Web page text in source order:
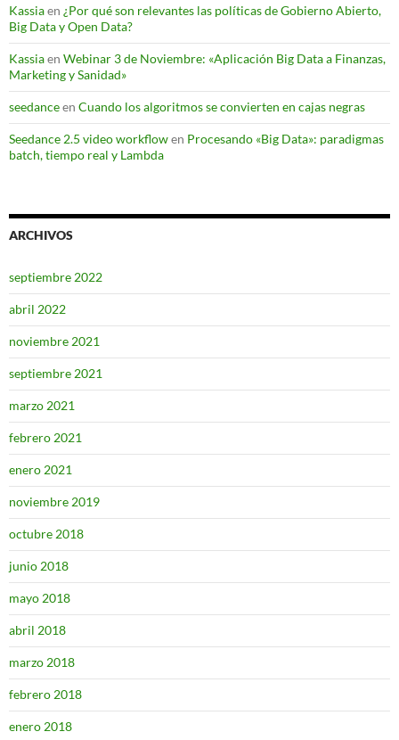
Kassiaen ¿Por qué son relevantes las políticas de Gobierno Abierto,
Big Data y Open Data?
Kassiaen Webinar 3 de Noviembre: «Aplicación Big Data a Finanzas,
Marketing y Sanidad»
seedanceen Cuando los algoritmos se convierten en cajas negras
Seedance 2.5 video workflowen Procesando «Big Data»: paradigmas
batch, tiempo real y Lambda
ARCHIVOS
septiembre 2022
abril 2022
noviembre 2021
septiembre 2021
marzo 2021
febrero 2021
enero 2021
noviembre 2019
octubre 2018
junio 2018
mayo 2018
abril 2018
marzo 2018
febrero 2018
enero 2018